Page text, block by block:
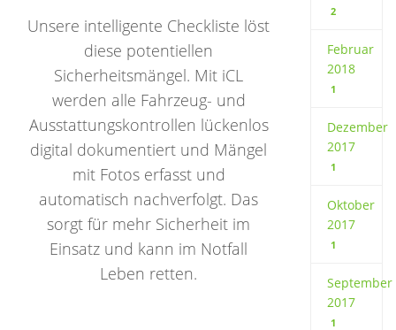
Unsere intelligente Checkliste löst
diese potentiellen
Sicherheitsmängel. Mit iCL
werden alle Fahrzeug- und
Ausstattungskontrollen lückenlos
digital dokumentiert und Mängel
mit Fotos erfasst und
automatisch nachverfolgt. Das
sorgt für mehr Sicherheit im
Einsatz und kann im Notfall
Leben retten.
2
Februar
2018
1
Dezember
2017
1
Oktober
2017
1
September
2017
1